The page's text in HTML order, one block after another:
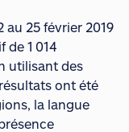
au 25 février 2019
de 1 014
utilisant des
ont été
la langue